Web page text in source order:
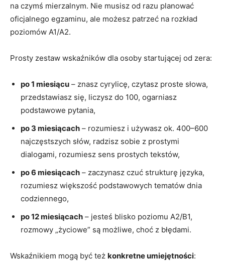
na czymś mierzalnym. Nie musisz od razu planować
oficjalnego egzaminu, ale możesz patrzeć na rozkład
poziomów A1/A2.
Prosty zestaw wskaźników dla osoby startującej od zera:
po 1 miesiącu – znasz cyrylicę, czytasz proste słowa,
przedstawiasz się, liczysz do 100, ogarniasz
podstawowe pytania,
po 3 miesiącach – rozumiesz i używasz ok. 400–600
najczęstszych słów, radzisz sobie z prostymi
dialogami, rozumiesz sens prostych tekstów,
po 6 miesiącach – zaczynasz czuć strukturę języka,
rozumiesz większość podstawowych tematów dnia
codziennego,
po 12 miesiącach – jesteś blisko poziomu A2/B1,
rozmowy „życiowe” są możliwe, choć z błędami.
Wskaźnikiem mogą być też konkretne umiejętności: